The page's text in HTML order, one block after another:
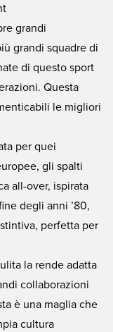
grandi
grandi squadre di
di questo sport
Questa
le migliori
per quei
gli spalti
all-over, ispirata
degli anni ’80,
perfetta per
la rende adatta
collaborazioni
è una maglia che
cultura